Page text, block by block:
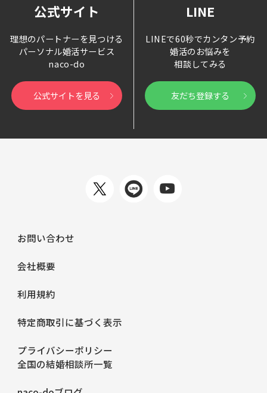
公式サイト
理想のパートナーを見つける
パーソナル婚活サービス
naco-do
公式サイトを見る
LINE
LINEで60秒でカンタン予約
婚活のお悩みを
相談してみる
友だち登録する
お問い合わせ
会社概要
利用規約
特定商取引に基づく表示
プライバシーポリシー
全国の結婚相談所一覧